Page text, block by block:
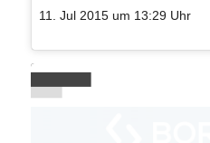
11. Jul 2015 um 13:29 Uhr